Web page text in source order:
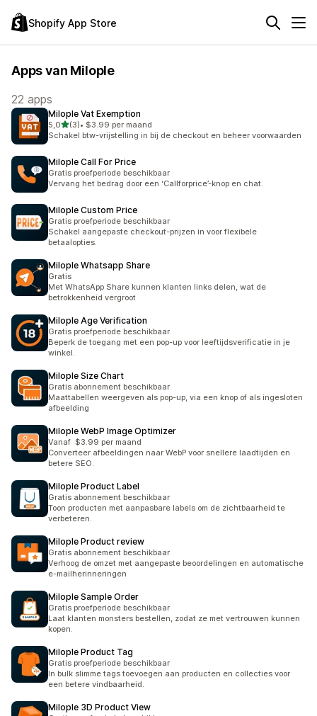
Shopify App Store
Apps van Milople
22 apps
Milople Vat Exemption
5,0van 5 sterren
(3)
3 recensies in totaal
• $3.99 per maand
Schakel btw-vrijstelling in bij de checkout en beheer voorwaarden
Milople Call For Price
Gratis proefperiode beschikbaar
Vervang het bedrag door een ‘Callforprice’-knop en chat.
Milople Custom Price
Gratis proefperiode beschikbaar
Schakel aangepaste checkout-prijzen in voor flexibele
betaalopties.
Milople Whatsapp Share
Gratis
Met WhatsApp Share kunnen klanten links delen, wat de
betrokkenheid vergroot
Milople Age Verification
Gratis proefperiode beschikbaar
Beperk de toegang met een pop-up voor leeftijdsverificatie in je
winkel.
Milople Size Chart
Gratis abonnement beschikbaar
Maattabellen weergeven als pop-up, via een knop of als ingesloten
afbeelding
Milople WebP Image Optimizer
Vanaf $3.99 per maand
Converteer afbeeldingen naar WebP voor snellere laadtijden en
betere SEO.
Milople Product Label
Gratis abonnement beschikbaar
Toon producten met aanpasbare labels om de zichtbaarheid te
verbeteren.
Milople Product review
Gratis abonnement beschikbaar
Verhoog de omzet met aangepaste beoordelingen en automatische
e-mailherinneringen
Milople Sample Order
Gratis proefperiode beschikbaar
Laat klanten monsters bestellen, zodat ze met vertrouwen kunnen
kopen.
Milople Product Tag
Gratis proefperiode beschikbaar
In bulk slimme tags toevoegen aan producten en collecties voor
een betere vindbaarheid.
Milople 3D Product View